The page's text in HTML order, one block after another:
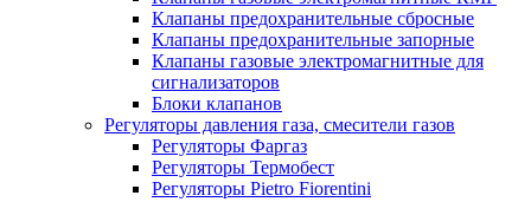
Клапаны предохранительные сбросные
Клапаны предохранительные запорные
Клапаны газовые электромагнитные для
сигнализаторов
Блоки клапанов
Регуляторы давления газа, смесители газов
Регуляторы Фаргаз
Регуляторы Термобест
Регуляторы Pietro Fiorentini